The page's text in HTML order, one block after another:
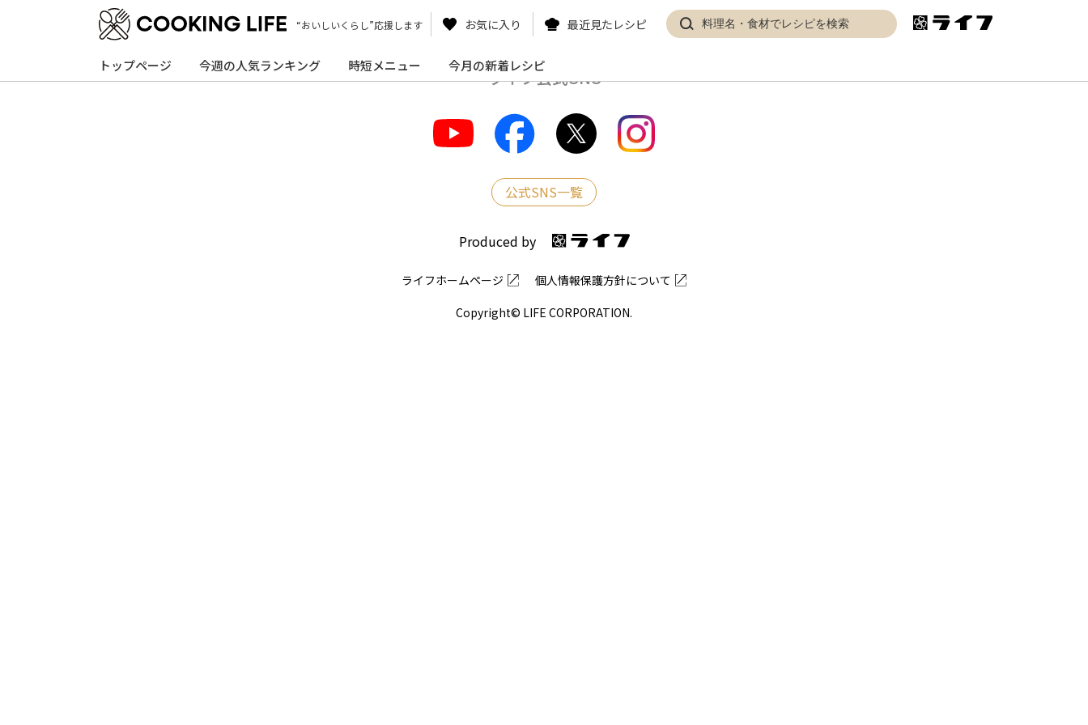
“おいしいくらし”応援します お気に入り 最近見たレシピ
トップページ 今週の人気ランキング 時短メニュー 今月の新着レシピ
ライフ公式SNS
公式SNS一覧
Produced by
ライフホームページ
個人情報保護方針について
Copyright© LIFE CORPORATION.